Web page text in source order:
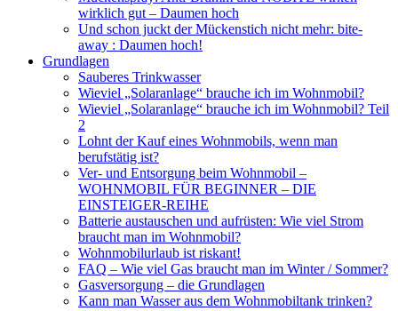
wirklich gut – Daumen hoch
Und schon juckt der Mückenstich nicht mehr: bite-
away : Daumen hoch!
Grundlagen
Sauberes Trinkwasser
Wieviel „Solaranlage“ brauche ich im Wohnmobil?
Wieviel „Solaranlage“ brauche ich im Wohnmobil? Teil
2
Lohnt der Kauf eines Wohnmobils, wenn man
berufstätig ist?
Ver- und Entsorgung beim Wohnmobil –
WOHNMOBIL FÜR BEGINNER – DIE
EINSTEIGER-REIHE
Batterie austauschen und aufrüsten: Wie viel Strom
braucht man im Wohnmobil?
Wohnmobilurlaub ist riskant!
FAQ – Wie viel Gas braucht man im Winter / Sommer?
Gasversorgung – die Grundlagen
Kann man Wasser aus dem Wohnmobiltank trinken?